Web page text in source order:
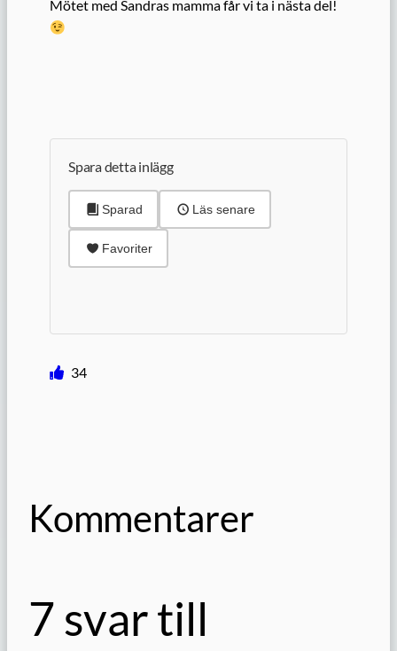
Mötet med Sandras mamma får vi ta i nästa del!
Spara detta inlägg
Sparad Läs senare
Favoriter
34
Kommentarer
7 svar till